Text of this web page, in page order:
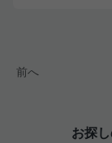
前へ
お探